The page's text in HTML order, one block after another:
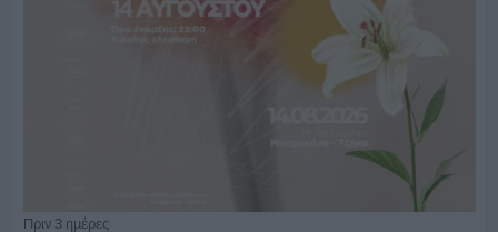
Πριν 3 ημέρες